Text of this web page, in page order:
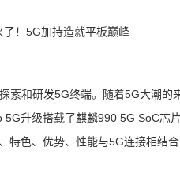
索和研发5G终端。随着5G大潮
升级搭载了麒麟990 5G SoC芯
色、优势、性能与5G连接相结合